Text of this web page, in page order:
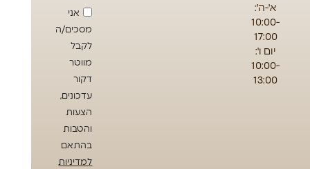
א'-ה':
10:00-
17:00
יום ו':
10:00-
13:00
אני
מסכים/ה
לקבל
מווטר
דקור
עדכונים,
הצעות
והטבות
בהתאם
למדיניות